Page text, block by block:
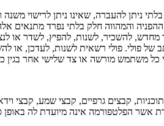
בלתי ניתן להעברה, שאינו ניתן
והמהווה חלק בלתי נפרד מתנאים
מחדש, להשכיר, לשנות, להפיץ, לשדר
פולי רשאית לשנות, לעדכן, או
משתמש מורשה או צד שלישי אחר בגין
קבצים גרפיים, קבצי שמע,
הפלטפורמה אינה מיועדת לה באופן